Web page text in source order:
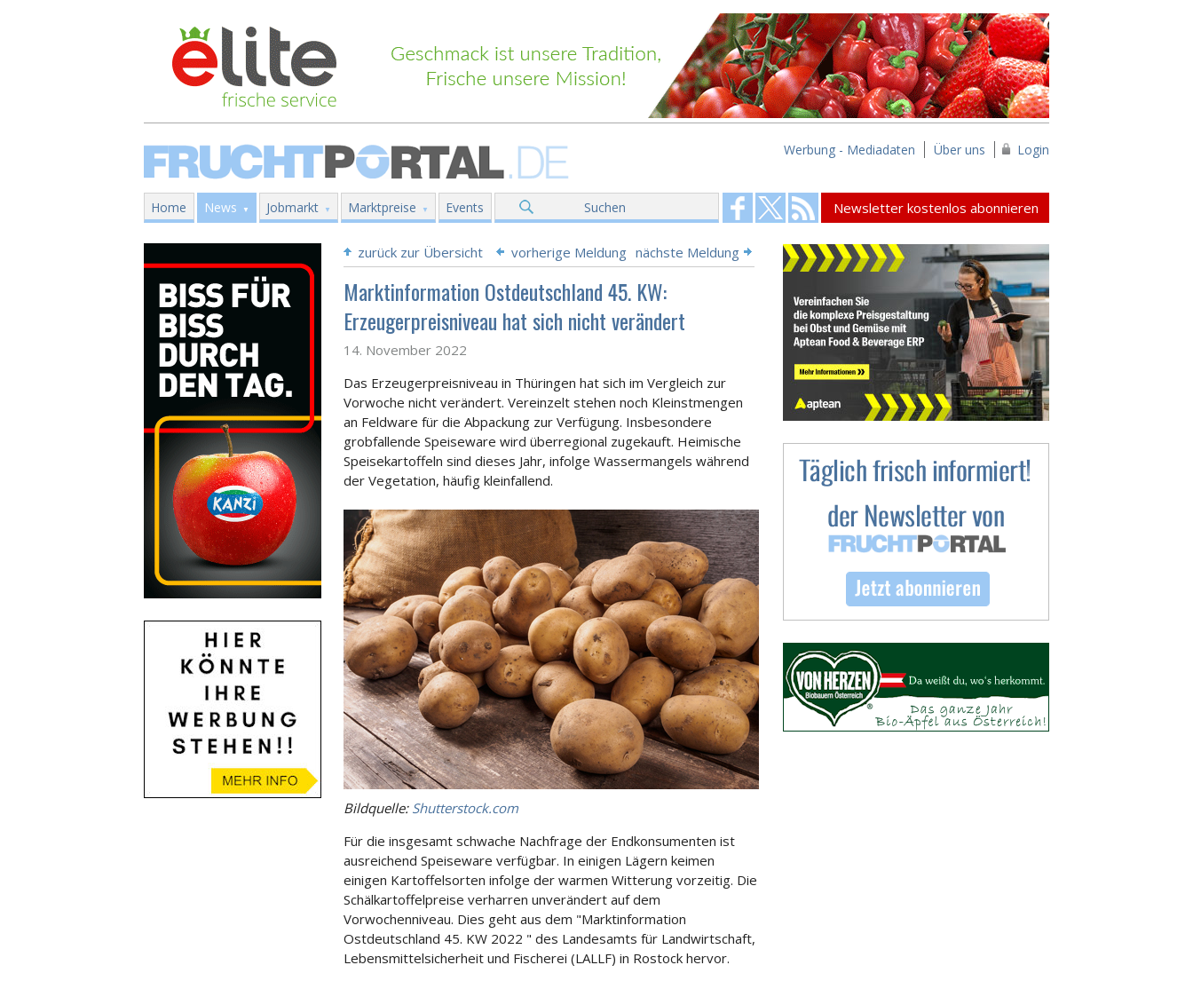
Werbung - Mediadaten Über uns Login
Home News Jobmarkt Marktpreise Events Suchen Newsletter kostenlos abonnieren
zurück zur Übersicht vorherige Meldung nächste Meldung
Marktinformation Ostdeutschland 45. KW:
Erzeugerpreisniveau hat sich nicht verändert
14. November 2022
Das Erzeugerpreisniveau in Thüringen hat sich im Vergleich zur
Vorwoche nicht verändert. Vereinzelt stehen noch Kleinstmengen
an Feldware für die Abpackung zur Verfügung. Insbesondere
grobfallende Speiseware wird überregional zugekauft. Heimische
Speisekartoffeln sind dieses Jahr, infolge Wassermangels während
der Vegetation, häufig kleinfallend.
Bildquelle: Shutterstock.com
Für die insgesamt schwache Nachfrage der Endkonsumenten ist
ausreichend Speiseware verfügbar. In einigen Lägern keimen
einigen Kartoffelsorten infolge der warmen Witterung vorzeitig. Die
Schälkartoffelpreise verharren unverändert auf dem
Vorwochenniveau. Dies geht aus dem "Marktinformation
Ostdeutschland 45. KW 2022 " des Landesamts für Landwirtschaft,
Lebensmittelsicherheit und Fischerei (LALLF) in Rostock hervor.